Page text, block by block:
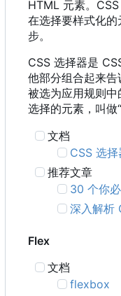
HTML 元素。
在选择要样式化
步。
CSS 选择器是
他部分组合起来
被选为应用规则
选择的元素，叫做
文档
CSS 选择
推荐文章
30 个你
深入解析
Flex
文档
flexbox